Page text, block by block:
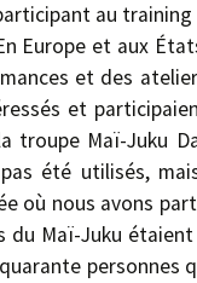
au
Europe et aux
et des
et
troupe Maï-Juku
été utilisés,
où nous avons
du Maï-Juku